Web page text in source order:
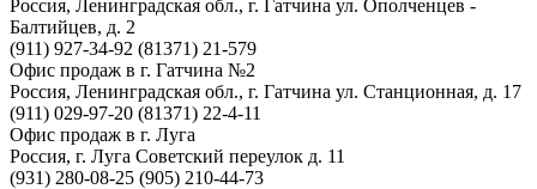
Россия, Ленинградская обл., г. Гатчина ул. Ополченцев -
Балтийцев, д. 2
(911) 927-34-92 (81371) 21-579
Офис продаж в г. Гатчина №2
Россия, Ленинградская обл., г. Гатчина ул. Станционная, д. 17
(911) 029-97-20 (81371) 22-4-11
Офис продаж в г. Луга
Россия, г. Луга Советский переулок д. 11
(931) 280-08-25 (905) 210-44-73